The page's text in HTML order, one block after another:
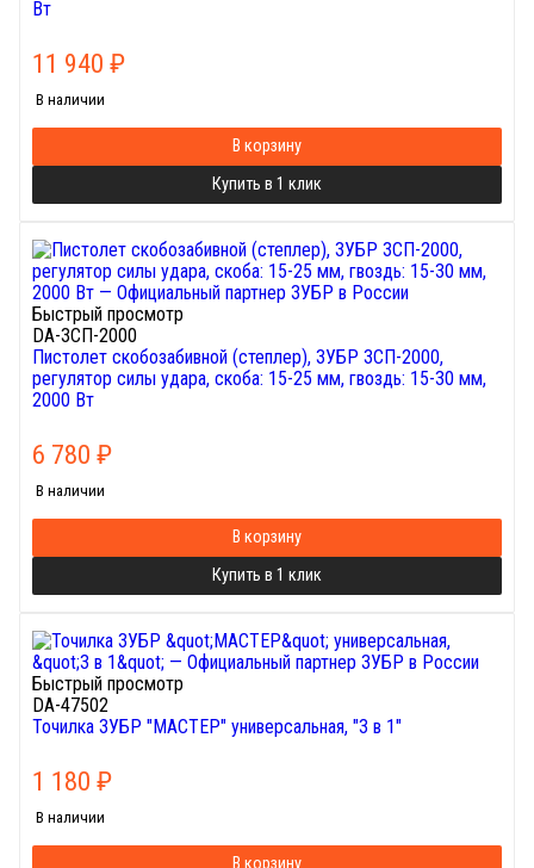
Вт
11 940 ₽
В наличии
В корзину
Купить в 1 клик
Быстрый просмотр
DA-ЗСП-2000
Пистолет скобозабивной (степлер), ЗУБР ЗСП-2000,
регулятор силы удара, скоба: 15-25 мм, гвоздь: 15-30 мм,
2000 Вт
6 780 ₽
В наличии
В корзину
Купить в 1 клик
Быстрый просмотр
DA-47502
Точилка ЗУБР "МАСТЕР" универсальная, "3 в 1"
1 180 ₽
В наличии
В корзину